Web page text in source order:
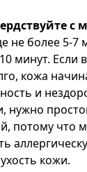
с
не более 5-7
минут. Если
кожа
и
нужно
потому что
кожи.